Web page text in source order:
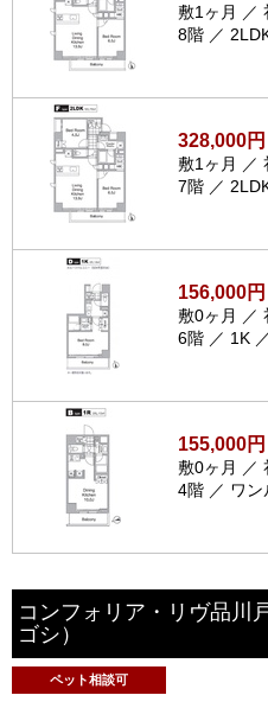
敷1ヶ月 ／
8階 ／
328,000円
敷1ヶ月 ／
7階 ／
156,000円
敷0ヶ月 ／
6階 ／ 1K
155,000円
敷0ヶ月 ／
4階 ／ ワン
コンフォリア・リヴ品川
ゴシ）
ペット相談可